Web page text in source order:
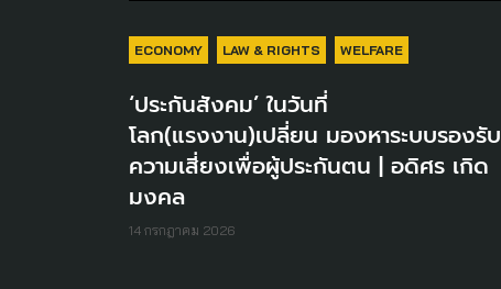
ECONOMY LAW & RIGHTS WELFARE
‘ประกันสังคม’ ในวันที่
โลก(แรงงาน)เปลี่ยน มองหาระบบรองรับ
ความเสี่ยงเพื่อผู้ประกันตน | อดิศร เกิด
มงคล
14 กรกฎาคม 2026